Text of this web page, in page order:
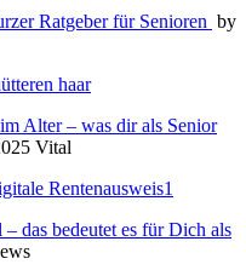
Ratgeber für Senioren by
Alter – was dir als Senior
Vital
das bedeutet es für Dich als